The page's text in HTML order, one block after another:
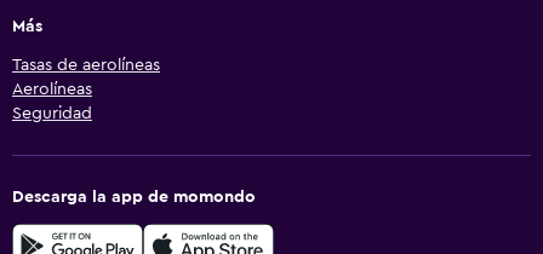
Más
Tasas de aerolíneas
Aerolíneas
Seguridad
Descarga la app de momondo